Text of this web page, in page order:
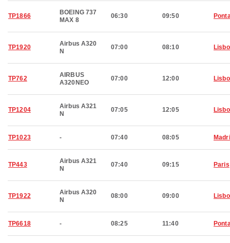
TP1866
BOEING 737
MAX 8
06:30 09:50
TP1920
Airbus A320
N
07:00 08:10
TP762
AIRBUS
A320NEO
07:00 12:00
TP1204
Airbus A321
N
07:05 12:05
TP1023 - 07:40 08:05
TP443
Airbus A321
N
07:40 09:15 Paris
TP1922
Airbus A320
N
08:00 09:00
TP6618 - 08:25 11:40